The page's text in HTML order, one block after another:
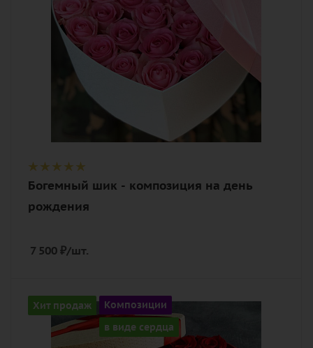
сердца
Богемный шик - композиция на день
рождения
7 500 ₽/шт.
Хит продаж Композиции
в виде сердца
Количество
25